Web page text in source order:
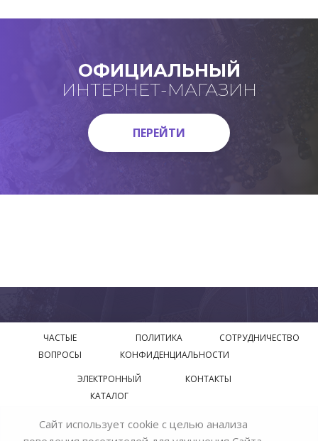
ОФИЦИАЛЬНЫЙ
ИНТЕРНЕТ-МАГАЗИН
ПЕРЕЙТИ
ПЕРЕЙТИ
ЧАСТЫЕ
ВОПРОСЫ
ПОЛИТИКА
КОНФИДЕНЦИАЛЬНОСТИ
СОТРУДНИЧЕСТВО
ЭЛЕКТРОННЫЙ
КАТАЛОГ
КОНТАКТЫ
© 2018—2026 Официальный сайт завода производителя
Сайт использует cookie с целью анализа